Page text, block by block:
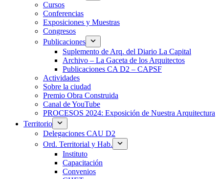
Cursos
Conferencias
Exposiciones y Muestras
Congresos
Publicaciones
Suplemento de Arq. del Diario La Capital
Archivo – La Gaceta de los Arquitectos
Publicaciones CA D2 – CAPSF
Actividades
Sobre la ciudad
Premio Obra Construida
Canal de YouTube
PROCESOS 2024: Exposición de Nuestra Arquitectura
Territorio
Delegaciones CAU D2
Ord. Territorial y Hab.
Instituto
Capacitación
Convenios